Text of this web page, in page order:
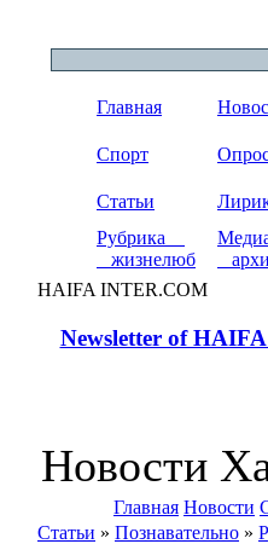
Главная
Спорт
Статьи
Рубрика
жизнелюб
HAIFA INTER.COM
Newsletter of
Новости
Главная Новости
Статьи » Познавательно »